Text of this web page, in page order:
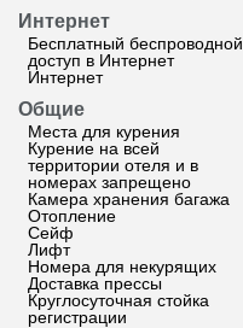
Интернет
Бесплатный беспроводной
доступ в Интернет
Интернет
Общие
Места для курения
Курение на всей
территории отеля и в
номерах запрещено
Камера хранения багажа
Отопление
Сейф
Лифт
Номера для некурящих
Доставка прессы
Круглосуточная стойка
регистрации